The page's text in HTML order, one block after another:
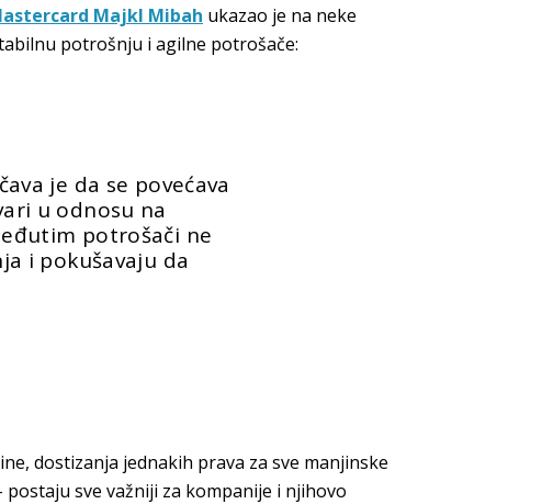
Majkl Mibah ukazao je na neke
potrošnju i agilne potrošače:
je da se povećava
u odnosu na
potrošači ne
i pokušavaju da
dostizanja jednakih prava za sve manjinske
sve važniji za kompanije i njihovo